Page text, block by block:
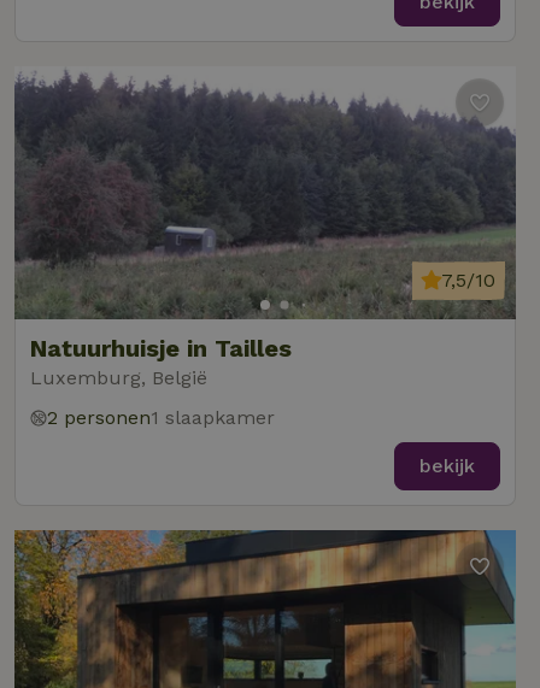
Natuurhuisje in Tailles
Luxemburg, België
7,5/10
2 personen1 slaapkamer
bekijk